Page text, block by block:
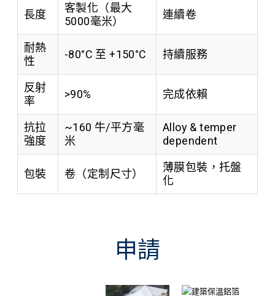
長度
客製化（最大
5000毫米）
連續卷
耐熱
性
-80°C 至 +150°C 持續服務
反射
率
>90% 完成依賴
抗拉
強度
~160 牛/平方毫
米
Alloy & temper
dependent
包裝 卷（定制尺寸）
薄膜包裝，托盤
化
申請